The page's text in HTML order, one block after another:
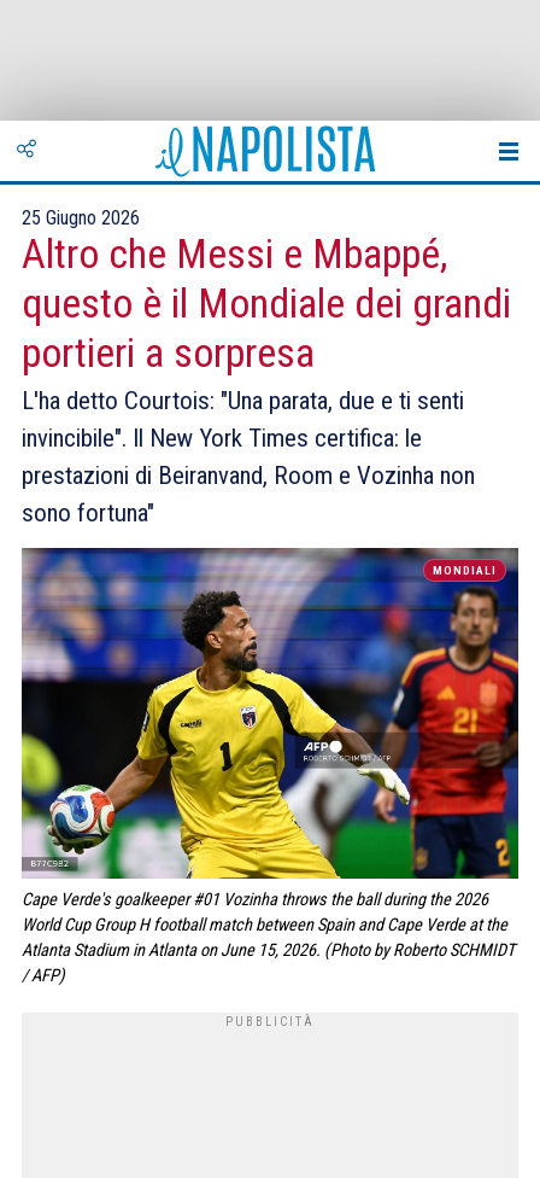
25 Giugno 2026
Altro che Messi e Mbappé,
questo è il Mondiale dei grandi
portieri a sorpresa
L'ha detto Courtois: "Una parata, due e ti senti
invincibile". Il New York Times certifica: le
prestazioni di Beiranvand, Room e Vozinha non
sono fortuna"
MONDIALI
Cape Verde's goalkeeper #01 Vozinha throws the ball during the 2026
World Cup Group H football match between Spain and Cape Verde at the
Atlanta Stadium in Atlanta on June 15, 2026. (Photo by Roberto SCHMIDT
/ AFP)